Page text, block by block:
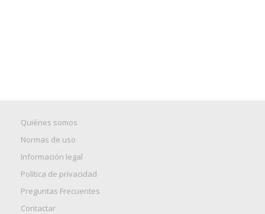
Quiénes somos
Normas de uso
Información legal
Política de privacidad
Preguntas Frecuentes
Contactar